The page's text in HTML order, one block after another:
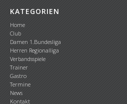
KATEGORIEN
Home
Club
Damen 1.Bundesliga
Herren Regionalliga
Verbandsspiele
Trainer
Gastro
Termine
News
Kontakt